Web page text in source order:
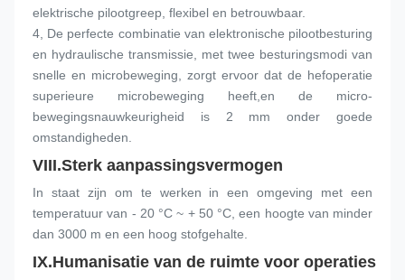
elektrische pilootgreep, flexibel en betrouwbaar.
4, De perfecte combinatie van elektronische pilootbesturing
en hydraulische transmissie, met twee besturingsmodi van
snelle en microbeweging, zorgt ervoor dat de hefoperatie
superieure microbeweging heeft,en de micro-
bewegingsnauwkeurigheid is 2 mm onder goede
omstandigheden.
VIII.Sterk aanpassingsvermogen
In staat zijn om te werken in een omgeving met een
temperatuur van - 20 °C ~ + 50 °C, een hoogte van minder
dan 3000 m en een hoog stofgehalte.
IX.Humanisatie van de ruimte voor operaties